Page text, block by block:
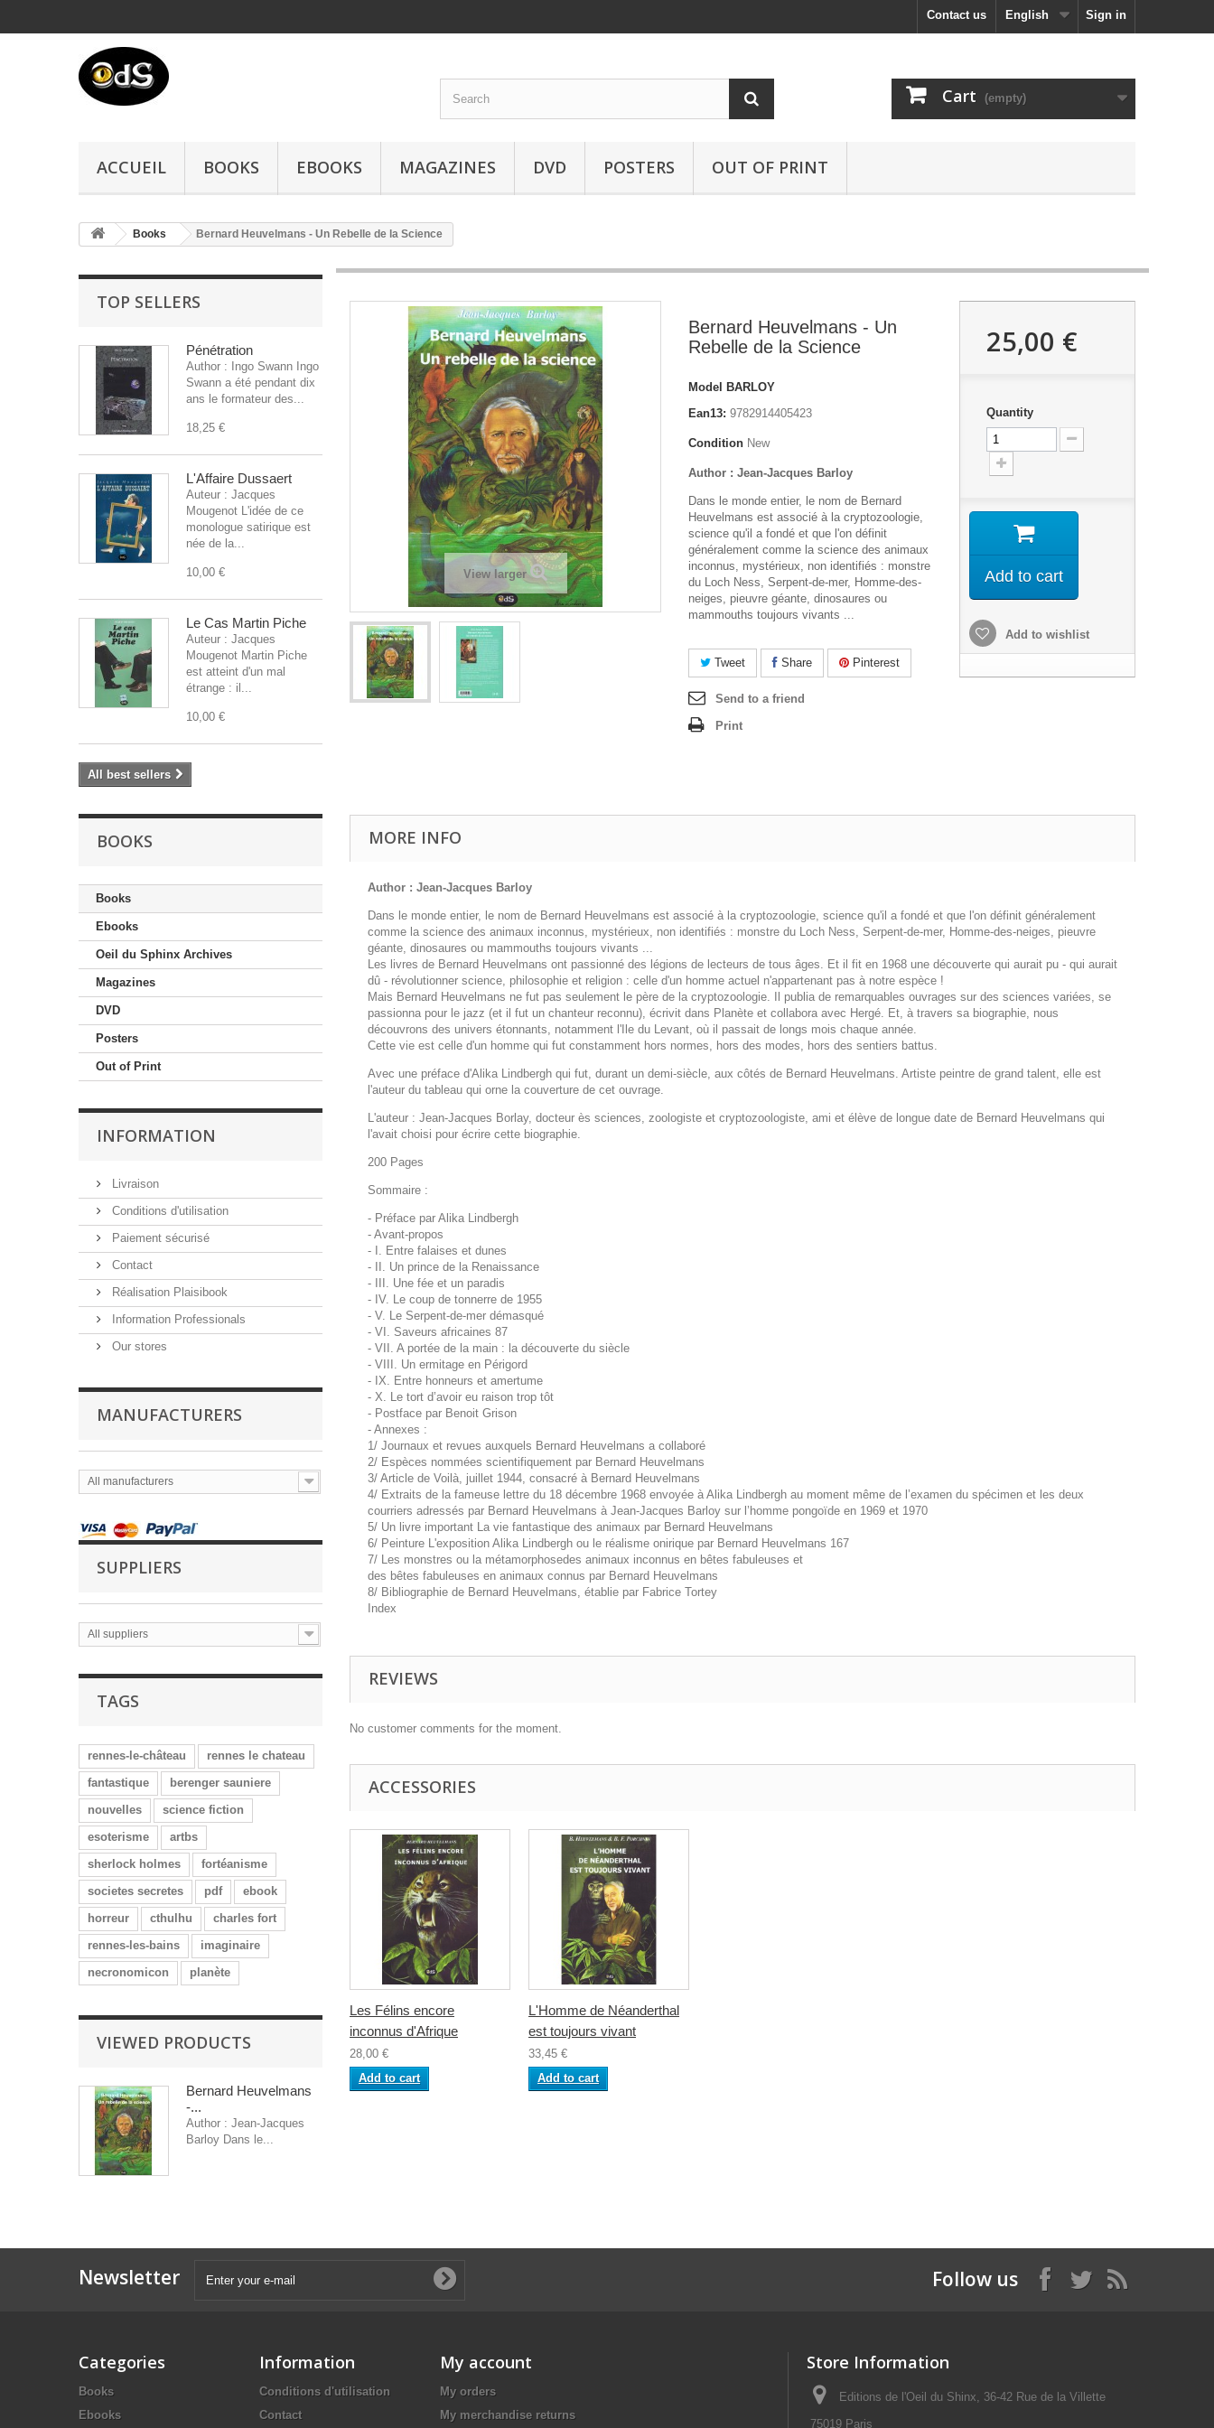
Sign in
English
Contact us
Cart (empty)
ACCUEIL BOOKS EBOOKS MAGAZINES DVD POSTERS OUT OF PRINT
Books Bernard Heuvelmans - Un Rebelle de la Science
TOP SELLERS
Pénétration
Author : Ingo Swann Ingo
Swann a été pendant dix
ans le formateur des...
18,25 €
L'Affaire Dussaert
Auteur : Jacques
Mougenot L'idée de ce
monologue satirique est
née de la...
10,00 €
Le Cas Martin Piche
Auteur : Jacques
Mougenot Martin Piche
est atteint d'un mal
étrange : il...
10,00 €
All best sellers
BOOKS
Books
Ebooks
Oeil du Sphinx Archives
Magazines
DVD
Posters
Out of Print
INFORMATION
Livraison
Conditions d'utilisation
Paiement sécurisé
Contact
Réalisation Plaisibook
Information Professionals
Our stores
MANUFACTURERS
All manufacturers
SUPPLIERS
All suppliers
TAGS
rennes-le-château
rennes le chateau
fantastique
berenger sauniere
nouvelles
science fiction
esoterisme
artbs
sherlock holmes
fortéanisme
societes secretes
pdf
ebook
horreur
cthulhu
charles fort
rennes-les-bains
imaginaire
necronomicon
planète
VIEWED PRODUCTS
Bernard Heuvelmans
-...
Author : Jean-Jacques
Barloy Dans le...
View larger
Bernard Heuvelmans - Un
Rebelle de la Science
Model
BARLOY
Ean13: 9782914405423
Condition New
Author : Jean-Jacques Barloy
Dans le monde entier, le nom de Bernard
Heuvelmans est associé à la cryptozoologie,
science qu'il a fondé et que l'on définit
généralement comme la science des animaux
inconnus, mystérieux, non identifiés : monstre
du Loch Ness, Serpent-de-mer, Homme-des-
neiges, pieuvre géante, dinosaures ou
mammouths toujours vivants ...
Tweet Share Pinterest
Send to a friend
Print
25,00 €
Quantity
Add to cart
Add to wishlist
MORE INFO
Author : Jean-Jacques Barloy
Dans le monde entier, le nom de Bernard Heuvelmans est associé à la cryptozoologie, science qu'il a fondé et que l'on définit généralement
comme la science des animaux inconnus, mystérieux, non identifiés : monstre du Loch Ness, Serpent-de-mer, Homme-des-neiges, pieuvre
géante, dinosaures ou mammouths toujours vivants ...
Les livres de Bernard Heuvelmans ont passionné des légions de lecteurs de tous âges. Et il fit en 1968 une découverte qui aurait pu - qui aurait
dû - révolutionner science, philosophie et religion : celle d'un homme actuel n'appartenant pas à notre espèce !
Mais Bernard Heuvelmans ne fut pas seulement le père de la cryptozoologie. Il publia de remarquables ouvrages sur des sciences variées, se
passionna pour le jazz (et il fut un chanteur reconnu), écrivit dans Planète et collabora avec Hergé. Et, à travers sa biographie, nous
découvrons des univers étonnants, notamment l'Ile du Levant, où il passait de longs mois chaque année.
Cette vie est celle d'un homme qui fut constamment hors normes, hors des modes, hors des sentiers battus.
Avec une préface d'Alika Lindbergh qui fut, durant un demi-siècle, aux côtés de Bernard Heuvelmans. Artiste peintre de grand talent, elle est
l'auteur du tableau qui orne la couverture de cet ouvrage.
L'auteur : Jean-Jacques Borlay, docteur ès sciences, zoologiste et cryptozoologiste, ami et élève de longue date de Bernard Heuvelmans qui
l'avait choisi pour écrire cette biographie.
200 Pages
Sommaire :
- Préface par Alika Lindbergh
- Avant-propos
- I. Entre falaises et dunes
- II. Un prince de la Renaissance
- III. Une fée et un paradis
- IV. Le coup de tonnerre de 1955
- V. Le Serpent-de-mer démasqué
- VI. Saveurs africaines 87
- VII. A portée de la main : la découverte du siècle
- VIII. Un ermitage en Périgord
- IX. Entre honneurs et amertume
- X. Le tort d’avoir eu raison trop tôt
- Postface par Benoit Grison
- Annexes :
1/ Journaux et revues auxquels Bernard Heuvelmans a collaboré
2/ Espèces nommées scientifiquement par Bernard Heuvelmans
3/ Article de Voilà, juillet 1944, consacré à Bernard Heuvelmans
4/ Extraits de la fameuse lettre du 18 décembre 1968 envoyée à Alika Lindbergh au moment même de l’examen du spécimen et les deux
courriers adressés par Bernard Heuvelmans à Jean-Jacques Barloy sur l’homme pongoïde en 1969 et 1970
5/ Un livre important La vie fantastique des animaux par Bernard Heuvelmans
6/ Peinture L'exposition Alika Lindbergh ou le réalisme onirique par Bernard Heuvelmans 167
7/ Les monstres ou la métamorphosedes animaux inconnus en bêtes fabuleuses et
des bêtes fabuleuses en animaux connus par Bernard Heuvelmans
8/ Bibliographie de Bernard Heuvelmans, établie par Fabrice Tortey
Index
REVIEWS
No customer comments for the moment.
ACCESSORIES
Les Félins encore
inconnus d'Afrique
28,00 €
Add to cart
L'Homme de Néanderthal
est toujours vivant
33,45 €
Add to cart
Newsletter Follow us
Categories
Books
Ebooks
Information
Conditions d'utilisation
Contact
My account
My orders
My merchandise returns
Store Information
Editions de l'Oeil du Shinx, 36-42 Rue de la Villette
75019 Paris